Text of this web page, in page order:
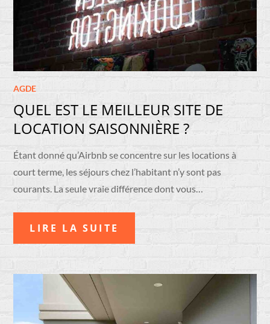
AGDE
QUEL EST LE MEILLEUR SITE DE
LOCATION SAISONNIÈRE ?
Étant donné qu’Airbnb se concentre sur les locations à
court terme, les séjours chez l’habitant n’y sont pas
courants. La seule vraie différence dont vous…
LIRE LA SUITE